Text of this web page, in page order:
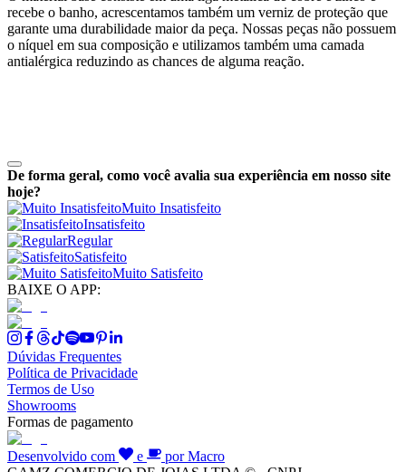
recebe o banho, acrescentamos também um verniz de proteção que
garante uma durabilidade maior da peça. Nossas peças não possuem
o níquel em sua composição e utilizamos também uma camada
antialérgica reduzindo as chances de alguma reação.
De forma geral, como você avalia sua experiência em nosso site
hoje?
Muito Insatisfeito
Insatisfeito
Regular
Satisfeito
Muito Satisfeito
BAIXE O APP:
Dúvidas Frequentes
Política de Privacidade
Termos de Uso
Showrooms
Formas de pagamento
Desenvolvido com e
por Macro